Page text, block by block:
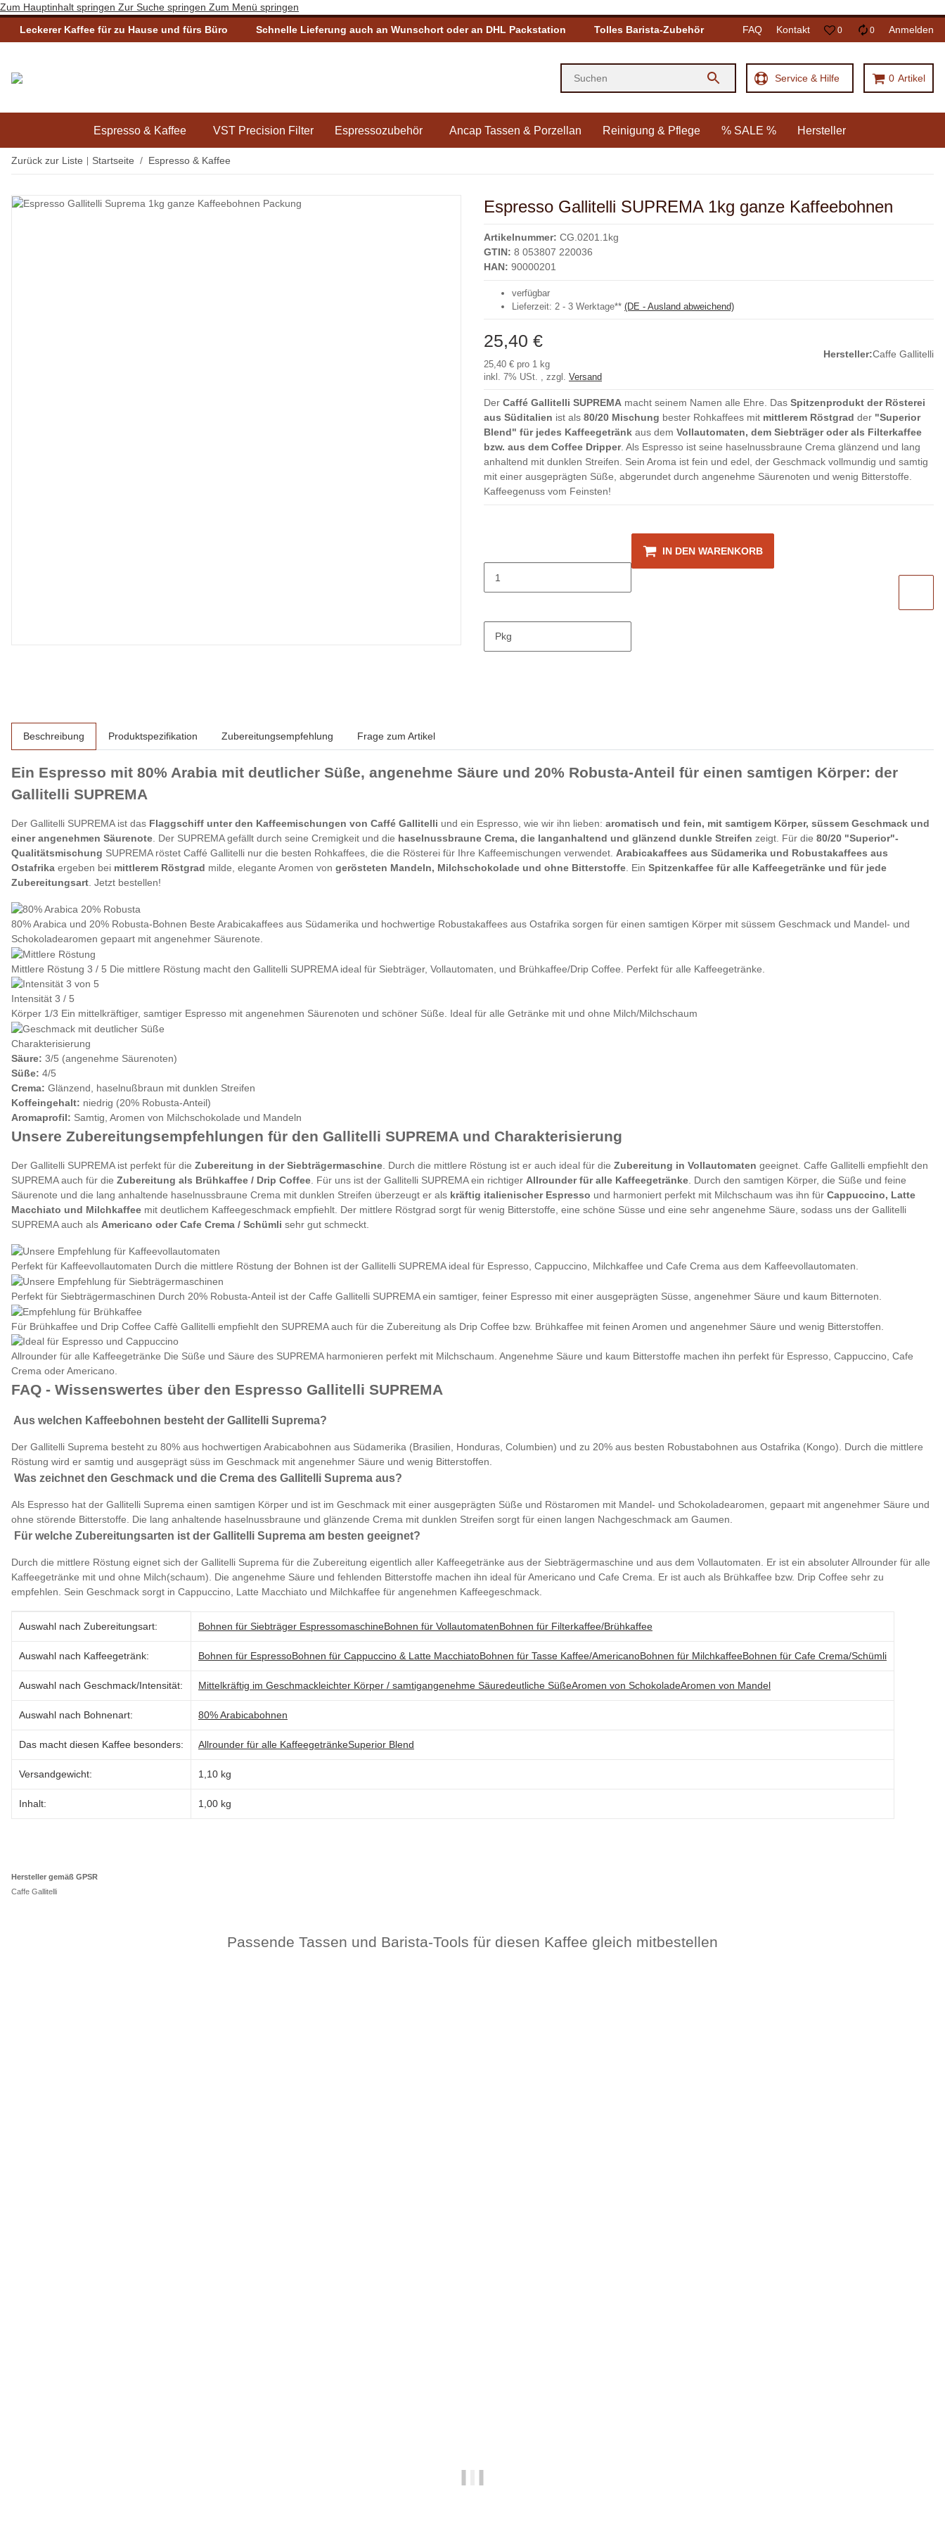
Zum Hauptinhalt springen Zur Suche springen Zum Menü springen
Leckerer Kaffee für zu Hause und fürs Büro
Schnelle Lieferung auch an Wunschort oder an DHL Packstation Tolles Barista-Zubehör FAQ Kontakt 0 0 Anmelden
Service & Hilfe 0 Artikel
Espresso & Kaffee VST Precision Filter Espressozubehör Ancap Tassen & Porzellan Reinigung & Pflege % SALE % Hersteller
Zurück zur Liste Startseite Espresso & Kaffee
Espresso Gallitelli SUPREMA 1kg ganze Kaffeebohnen
Artikelnummer: CG.0201.1kg
GTIN: 8 053807 220036
HAN: 90000201
verfügbar
Lieferzeit: 2 - 3 Werktage** (DE - Ausland abweichend)
25,40 €
25,40 € pro 1 kg
inkl. 7% USt. , zzgl. Versand
Hersteller:Caffe Gallitelli
Der Caffé Gallitelli SUPREMA macht seinem Namen alle Ehre. Das Spitzenprodukt der Rösterei
aus Süditalien ist als 80/20 Mischung bester Rohkaffees mit mittlerem Röstgrad der "Superior
Blend" für jedes Kaffeegetränk aus dem Vollautomaten, dem Siebträger oder als Filterkaffee
bzw. aus dem Coffee Dripper. Als Espresso ist seine haselnussbraune Crema glänzend und lang
anhaltend mit dunklen Streifen. Sein Aroma ist fein und edel, der Geschmack vollmundig und samtig
mit einer ausgeprägten Süße, abgerundet durch angenehme Säurenoten und wenig Bitterstoffe.
Kaffeegenuss vom Feinsten!
Pkg
IN DEN WARENKORB
Beschreibung Produktspezifikation Zubereitungsempfehlung Frage zum Artikel
Ein Espresso mit 80% Arabia mit deutlicher Süße, angenehme Säure und 20% Robusta-Anteil für einen samtigen Körper: der
Gallitelli SUPREMA
Der Gallitelli SUPREMA ist das Flaggschiff unter den Kaffeemischungen von Caffé Gallitelli und ein Espresso, wie wir ihn lieben: aromatisch und fein, mit samtigem Körper, süssem Geschmack und
einer angenehmen Säurenote . Der SUPREMA gefällt durch seine Cremigkeit und die haselnussbraune Crema, die langanhaltend und glänzend dunkle Streifen zeigt. Für die 80/20 "Superior"-
Qualitätsmischung SUPREMA röstet Caffé Gallitelli nur die besten Rohkaffees, die die Rösterei für Ihre Kaffeemischungen verwendet. Arabicakaffees aus Südamerika und Robustakaffees aus
Ostafrika ergeben bei mittlerem Röstgrad milde, elegante Aromen von gerösteten Mandeln, Milchschokolade und ohne Bitterstoffe . Ein Spitzenkaffee für alle Kaffeegetränke und für jede
Zubereitungsart . Jetzt bestellen!
80% Arabica und 20% Robusta-Bohnen Beste Arabicakaffees aus Südamerika und hochwertige Robustakaffees aus Ostafrika sorgen für einen samtigen Körper mit süssem Geschmack und Mandel- und
Schokoladearomen gepaart mit angenehmer Säurenote.
Mittlere Röstung 3 / 5 Die mittlere Röstung macht den Gallitelli SUPREMA ideal für Siebträger, Vollautomaten, und Brühkaffee/Drip Coffee. Perfekt für alle Kaffeegetränke.
Intensität 3 / 5
Körper 1/3 Ein mittelkräftiger, samtiger Espresso mit angenehmen Säurenoten und schöner Süße. Ideal für alle Getränke mit und ohne Milch/Milchschaum
Charakterisierung
Säure: 3/5 (angenehme Säurenoten)
Süße: 4/5
Crema: Glänzend, haselnußbraun mit dunklen Streifen
Koffeingehalt: niedrig (20% Robusta-Anteil)
Aromaprofil: Samtig, Aromen von Milchschokolade und Mandeln
Unsere Zubereitungsempfehlungen für den Gallitelli SUPREMA und Charakterisierung
Der Gallitelli SUPREMA ist perfekt für die Zubereitung in der Siebträgermaschine . Durch die mittlere Röstung ist er auch ideal für die Zubereitung in Vollautomaten geeignet. Caffe Gallitelli empfiehlt den
SUPREMA auch für die Zubereitung als Brühkaffee / Drip Coffee . Für uns ist der Gallitelli SUPREMA ein richtiger Allrounder für alle Kaffeegetränke . Durch den samtigen Körper, die Süße und feine
Säurenote und die lang anhaltende haselnussbraune Crema mit dunklen Streifen überzeugt er als kräftig italienischer Espresso und harmoniert perfekt mit Milchschaum was ihn für Cappuccino, Latte
Macchiato und Milchkaffee mit deutlichem Kaffeegeschmack empfiehlt. Der mittlere Röstgrad sorgt für wenig Bitterstoffe, eine schöne Süsse und eine sehr angenehme Säure, sodass uns der Gallitelli
SUPREMA auch als Americano oder Cafe Crema / Schümli sehr gut schmeckt.
Perfekt für Kaffeevollautomaten Durch die mittlere Röstung der Bohnen ist der Gallitelli SUPREMA ideal für Espresso, Cappuccino, Milchkaffee und Cafe Crema aus dem Kaffeevollautomaten.
Perfekt für Siebträgermaschinen Durch 20% Robusta-Anteil ist der Caffe Gallitelli SUPREMA ein samtiger, feiner Espresso mit einer ausgeprägten Süsse, angenehmer Säure und kaum Bitternoten.
Für Brühkaffee und Drip Coffee Caffè Gallitelli empfiehlt den SUPREMA auch für die Zubereitung als Drip Coffee bzw. Brühkaffee mit feinen Aromen und angenehmer Säure und wenig Bitterstoffen.
Allrounder für alle Kaffeegetränke Die Süße und Säure des SUPREMA harmonieren perfekt mit Milchschaum. Angenehme Säure und kaum Bitterstoffe machen ihn perfekt für Espresso, Cappuccino, Cafe
Crema oder Americano.
FAQ - Wissenswertes über den Espresso Gallitelli SUPREMA
Aus welchen Kaffeebohnen besteht der Gallitelli Suprema?
Der Gallitelli Suprema besteht zu 80% aus hochwertigen Arabicabohnen aus Südamerika (Brasilien, Honduras, Columbien) und zu 20% aus besten Robustabohnen aus Ostafrika (Kongo). Durch die mittlere
Röstung wird er samtig und ausgeprägt süss im Geschmack mit angenehmer Säure und wenig Bitterstoffen.
Was zeichnet den Geschmack und die Crema des Gallitelli Suprema aus?
Als Espresso hat der Gallitelli Suprema einen samtigen Körper und ist im Geschmack mit einer ausgeprägten Süße und Röstaromen mit Mandel- und Schokoladearomen, gepaart mit angenehmer Säure und
ohne störende Bitterstoffe. Die lang anhaltende haselnussbraune und glänzende Crema mit dunklen Streifen sorgt für einen langen Nachgeschmack am Gaumen.
Für welche Zubereitungsarten ist der Gallitelli Suprema am besten geeignet?
Durch die mittlere Röstung eignet sich der Gallitelli Suprema für die Zubereitung eigentlich aller Kaffeegetränke aus der Siebträgermaschine und aus dem Vollautomaten. Er ist ein absoluter Allrounder für alle
Kaffeegetränke mit und ohne Milch(schaum). Die angenehme Säure und fehlenden Bitterstoffe machen ihn ideal für Americano und Cafe Crema. Er ist auch als Brühkaffee bzw. Drip Coffee sehr zu
empfehlen. Sein Geschmack sorgt in Cappuccino, Latte Macchiato und Milchkaffee für angenehmen Kaffeegeschmack.
Auswahl nach Zubereitungsart: Bohnen für Siebträger EspressomaschineBohnen für VollautomatenBohnen für Filterkaffee/Brühkaffee
Auswahl nach Kaffeegetränk: Bohnen für EspressoBohnen für Cappuccino & Latte MacchiatoBohnen für Tasse Kaffee/AmericanoBohnen für MilchkaffeeBohnen für Cafe Crema/Schümli
Auswahl nach Geschmack/Intensität: Mittelkräftig im Geschmackleichter Körper / samtigangenehme Säuredeutliche SüßeAromen von SchokoladeAromen von Mandel
Auswahl nach Bohnenart: 80% Arabicabohnen
Das macht diesen Kaffee besonders: Allrounder für alle KaffeegetränkeSuperior Blend
Versandgewicht: 1,10 kg
Inhalt: 1,00 kg
Hersteller gemäß GPSR
Caffe Gallitelli
Passende Tassen und Barista-Tools für diesen Kaffee gleich mitbestellen